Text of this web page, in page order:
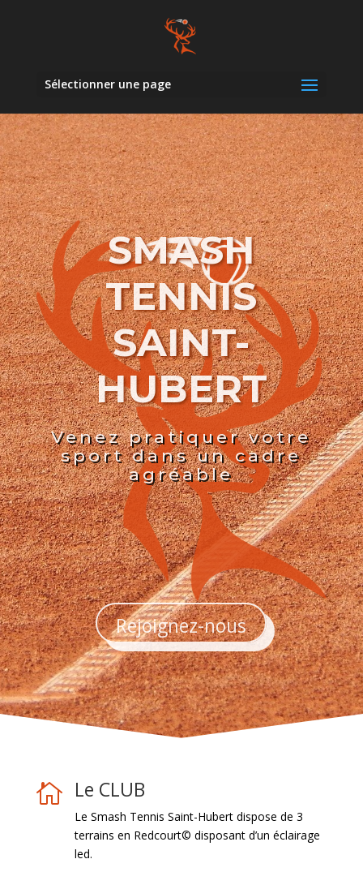
Sélectionner une page
SMASH
TENNIS
SAINT-
HUBERT
Venez pratiquer votre
sport dans un cadre
agréable
Rejoignez-nous
 Le CLUB
Le Smash Tennis Saint-Hubert dispose de 3
terrains en Redcourt© disposant d’un éclairage
led.